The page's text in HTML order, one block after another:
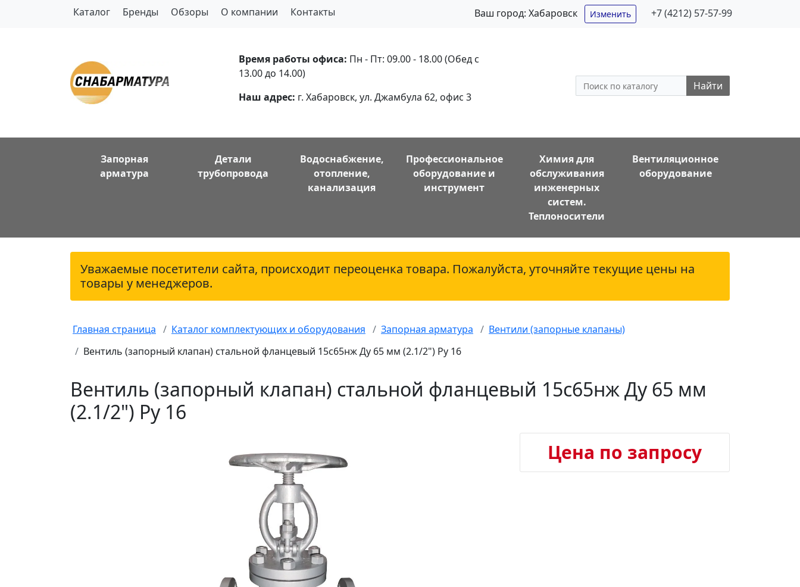
Каталог Бренды Обзоры О компании Контакты Ваш город: Хабаровск Изменить +7 (4212) 57-57-99
Время работы офиса: Пн - Пт: 09.00 - 18.00 (Обед с
13.00 до 14.00)
Наш адрес: г. Хабаровск, ул. Джамбула 62, офис 3
Найти
Запорная
арматура
Детали
трубопровода
Водоснабжение,
отопление,
канализация
Профессиональное
оборудование и
инструмент
Химия для
обслуживания
инженерных
систем.
Теплоносители
Вентиляционное
оборудование
Уважаемые посетители сайта, происходит переоценка товара. Пожалуйста, уточняйте текущие цены на
товары у менеджеров.
Главная страница Каталог комплектующих и оборудования Запорная арматура
Вентили (запорные клапаны)
Вентиль (запорный клапан) стальной фланцевый 15с65нж Ду 65 мм (2.1/2") Ру 16
Вентиль (запорный клапан) стальной фланцевый 15с65нж Ду 65 мм
(2.1/2") Ру 16
Цена по запросу